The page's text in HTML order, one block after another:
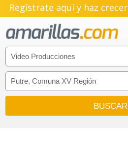
Regístrate aquí y haz